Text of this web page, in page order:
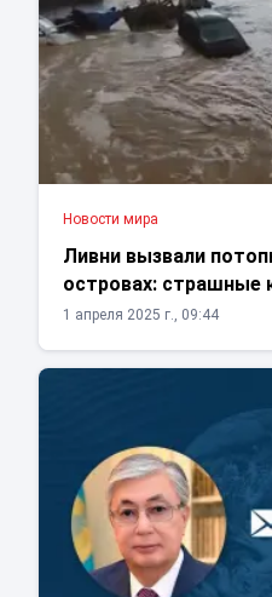
Новости мира
Ливни вызвали
островах: страшные
1 апреля 2025 г., 09:44